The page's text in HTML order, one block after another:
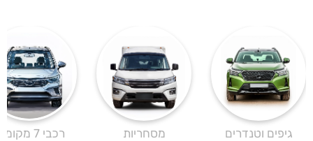
גיפים וטנדרים מסחריות רכבי 7 מקומות